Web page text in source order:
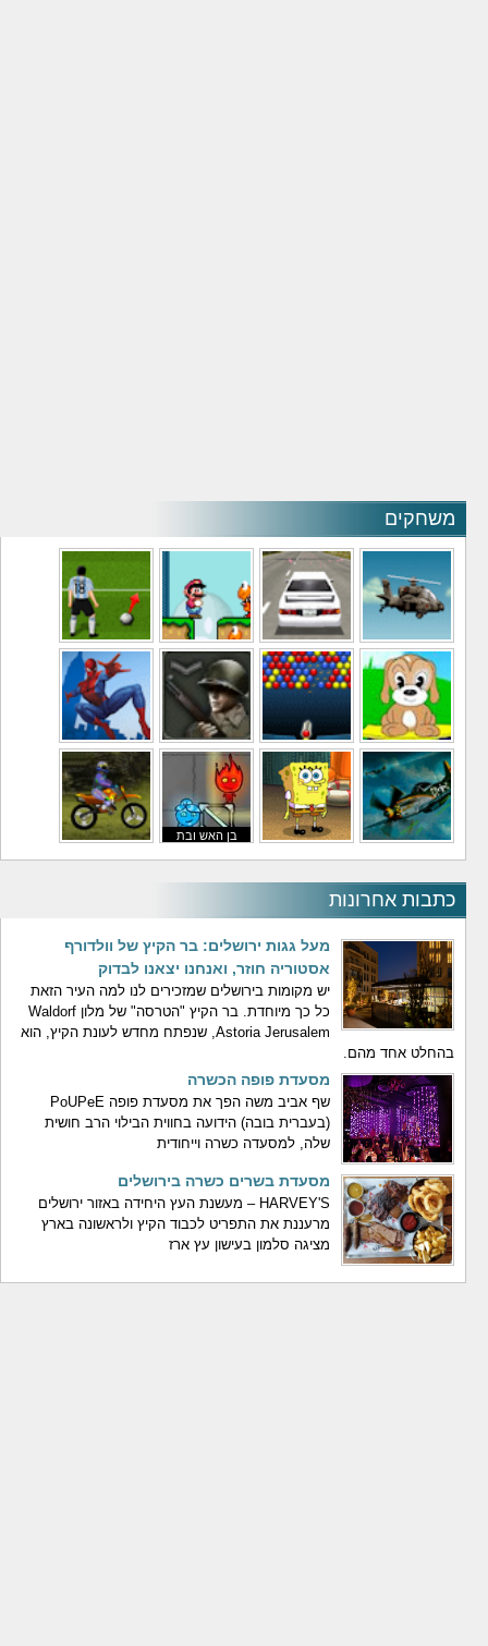
משחקים
משחקי מסוקים משחקי מכוניות משחקי סופר מריו משחקי כדורגל
משחקי לילדים משחקי באבלס משחקי מלחמה משחקי גיבורים
בן האש ובת
כתבות אחרונות
מעל גגות ירושלים: בר הקיץ של וולדורף
אסטוריה חוזר, ואנחנו יצאנו לבדוק
יש מקומות בירושלים שמזכירים לנו למה העיר הזאת
כל כך מיוחדת. בר הקיץ "הטרסה" של מלון Waldorf
Astoria Jerusalem, שנפתח מחדש לעונת הקיץ, הוא
בהחלט אחד מהם.
מסעדת פופה הכשרה
שף אביב משה הפך את מסעדת פופה PoUPeE
(בעברית בובה) הידועה בחווית הבילוי הרב חושית
שלה, למסעדה כשרה וייחודית
מסעדת בשרים כשרה בירושלים
HARVEY'S – מעשנת העץ היחידה באזור ירושלים
מרעננת את התפריט לכבוד הקיץ ולראשונה בארץ
מציגה סלמון בעישון עץ ארז